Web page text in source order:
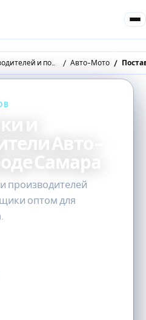
Бесплатная база производителей и поставщиков товаров оптом Авто-Мото
и
Авто-
Самара
производителей
оптом для